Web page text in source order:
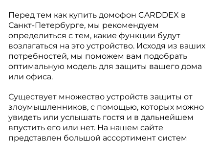
Перед тем как купить домофон CARDDEX в
Санкт-Петербурге, мы рекомендуем
определиться с тем, какие функции будут
возлагаться на это устройство. Исходя из ваших
потребностей, мы поможем вам подобрать
оптимальную модель для защиты вашего дома
или офиса.
Существует множество устройств защиты от
злоумышленников, с помощью, которых можно
увидеть или услышать гостя и в дальнейшем
впустить его или нет. На нашем сайте
представлен большой ассортимент систем